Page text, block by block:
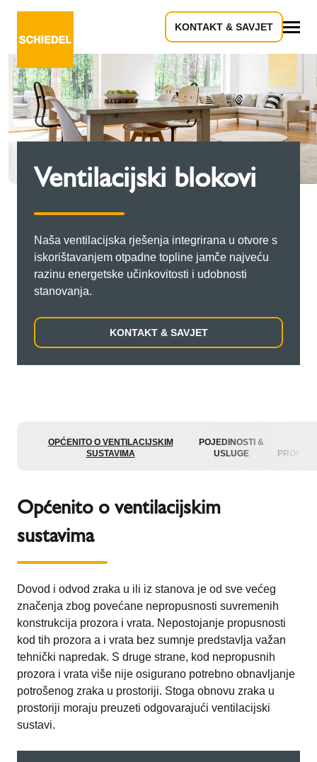
KONTAKT & SAVJET
Ventilacijski blokovi
Naša ventilacijska rješenja integrirana u otvore s
iskorištavanjem otpadne topline jamče najveću
razinu energetske učinkovitosti i udobnosti
stanovanja.
KONTAKT & SAVJET
OPĆENITO O VENTILACIJSKIM
SUSTAVIMA
POJEDINOSTI &
USLUGE
Općenito o ventilacijskim
sustavima
Dovod i odvod zraka u ili iz stanova je od sve većeg
značenja zbog povećane nepropusnosti suvremenih
konstrukcija prozora i vrata. Nepostojanje propusnosti
kod tih prozora a i vrata bez sumnje predstavlja važan
tehnički napredak. S druge strane, kod nepropusnih
prozora i vrata više nije osigurano potrebno obnavljanje
potrošenog zraka u prostoriji. Stoga obnovu zraka u
prostoriji moraju preuzeti odgovarajući ventilacijski
sustavi.